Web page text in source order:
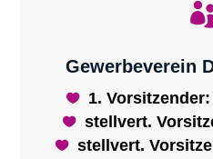
Gewerbeverein
1. Vorsitzender:
stellvert.
stellvert.